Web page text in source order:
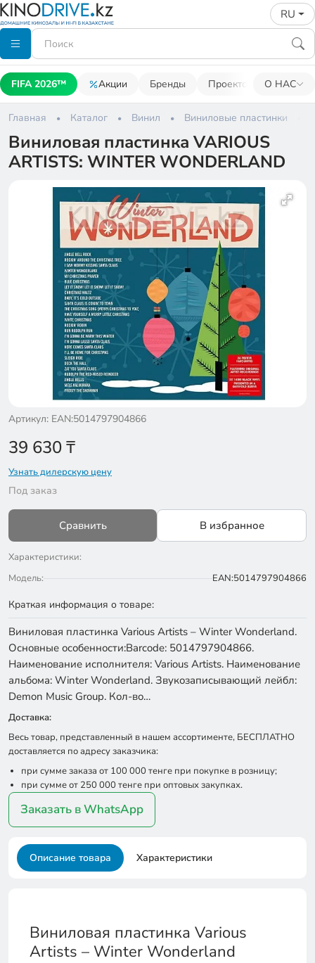
RU
FIFA 2026™ Акции Бренды Проекторы О НАС
Главная Каталог Винил Виниловые пластинки
Виниловая пластинка VARIOUS
ARTISTS: WINTER WONDERLAND
Артикул: EAN:5014797904866
39 630₸
Узнать дилерскую цену
Под заказ
Сравнить В избранное
Характеристики:
Модель:
EAN:5014797904866
Краткая информация о товаре:
Виниловая пластинка Various Artists – Winter Wonderland.
Основные особенности:Barcode: 5014797904866.
Наименование исполнителя: Various Artists. Наименование
альбома: Winter Wonderland. Звукозаписывающий лейбл:
Demon Music Group. Кол-во…
Доставка:
Весь товар, представленный в нашем ассортименте, БЕСПЛАТНО
доставляется по адресу заказчика:
при сумме заказа от 100 000 тенге при покупке в розницу;
при сумме от 250 000 тенге при оптовых закупках.
Заказать в WhatsApp
Описание товара Характеристики
Виниловая пластинка Various
Artists – Winter Wonderland